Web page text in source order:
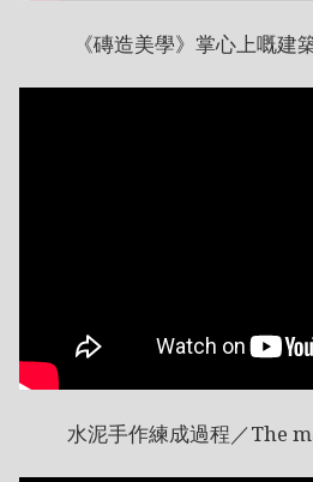
《磚造美學》掌心上嘅建
水泥手作練成過程／The